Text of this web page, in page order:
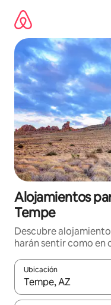
contenido
Alojamientos
Tempe
Descubre
harán sentir como en
Ubicación
Cuando los